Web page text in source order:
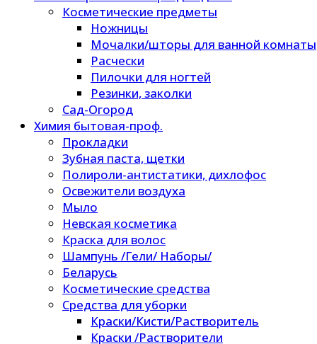
Косметические предметы
Ножницы
Мочалки/шторы для ванной комнаты
Расчески
Пилочки для ногтей
Резинки, заколки
Сад-Огород
Химия бытовая-проф.
Прокладки
Зубная паста, щетки
Полироли-антистатики, дихлофос
Освежители воздуха
Мыло
Невская косметика
Краска для волос
Шампунь /Гели/ Наборы/
Беларусь
Косметические средства
Средства для уборки
Краски/Кисти/Растворитель
Краски /Растворители